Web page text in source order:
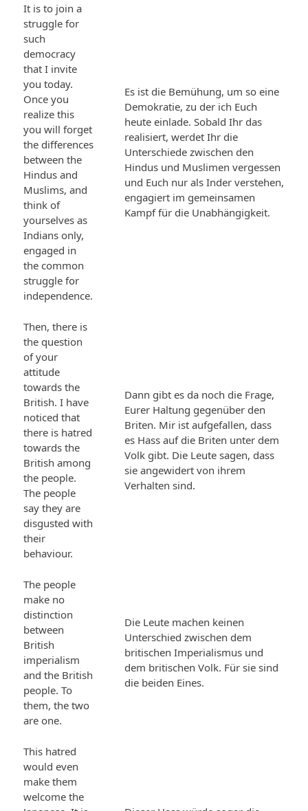
It is to join a
struggle for
such
democracy
that I invite
you today.
Once you
realize this
you will forget
the differences
between the
Hindus and
Muslims, and
think of
yourselves as
Indians only,
engaged in
the common
struggle for
independence.
Es ist die Bemühung, um so eine
Demokratie, zu der ich Euch
heute einlade. Sobald Ihr das
realisiert, werdet Ihr die
Unterschiede zwischen den
Hindus und Muslimen vergessen
und Euch nur als Inder verstehen,
engagiert im gemeinsamen
Kampf für die Unabhängigkeit.
Then, there is
the question
of your
attitude
towards the
British. I have
noticed that
there is hatred
towards the
British among
the people.
The people
say they are
disgusted with
their
behaviour.
Dann gibt es da noch die Frage,
Eurer Haltung gegenüber den
Briten. Mir ist aufgefallen, dass
es Hass auf die Briten unter dem
Volk gibt. Die Leute sagen, dass
sie angewidert von ihrem
Verhalten sind.
The people
make no
distinction
between
British
imperialism
and the British
people. To
them, the two
are one.
Die Leute machen keinen
Unterschied zwischen dem
britischen Imperialismus und
dem britischen Volk. Für sie sind
die beiden Eines.
This hatred
would even
make them
welcome the